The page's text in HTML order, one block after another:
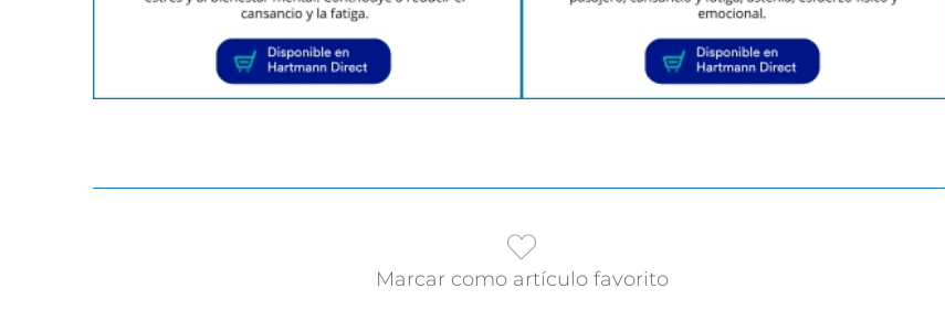
Marcar como artículo favorito